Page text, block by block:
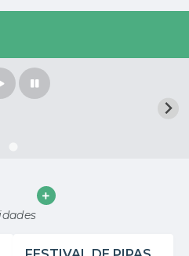
VER MAIS